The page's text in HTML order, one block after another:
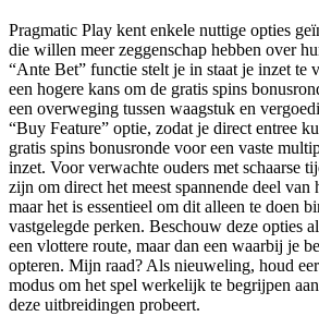
Pragmatic Play kent enkele nuttige opties
die willen meer zeggenschap hebben over
“Ante Bet” functie stelt je in staat je inzet te
een hogere kans om de gratis spins
een overweging tussen waagstuk en
“Buy Feature” optie, zodat je direct entree
gratis spins bonusronde voor een vaste
inzet. Voor verwachte ouders met schaarse
zijn om direct het meest spannende deel van
maar het is essentieel om dit alleen te doen
vastgelegde perken. Beschouw deze opties
een vlottere route, maar dan een waarbij je
opteren. Mijn raad? Als nieuweling, houd
modus om het spel werkelijk te begrijpen
deze uitbreidingen probeert.